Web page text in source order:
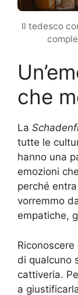
Il tedesco
che
La
tutte le
hanno una
emozioni
perché
vorremmo
empatiche,
di qualcuno
cattiveria.
a